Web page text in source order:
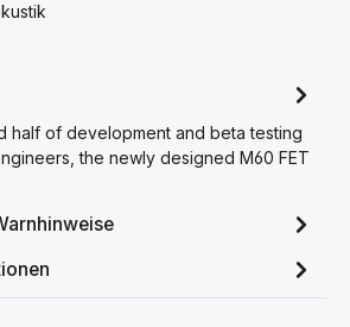
half of development and beta testing
the newly designed M60 FET